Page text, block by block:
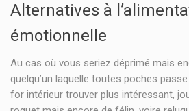
Alternatives à
émotionnelle
Au cas où vous seriez déprimé mais
quelqu’un laquelle toutes poches
for intérieur trouver plus intéressant,